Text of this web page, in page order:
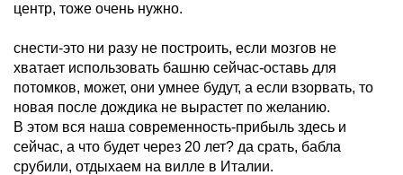
центр, тоже очень нужно.
снести-это ни разу не построить, если мозгов не
хватает использовать башню сейчас-оставь для
потомков, может, они умнее будут, а если взорвать, то
новая после дождика не вырастет по желанию.
В этом вся наша современность-прибыль здесь и
сейчас, а что будет через 20 лет? да срать, бабла
срубили, отдыхаем на вилле в Италии.